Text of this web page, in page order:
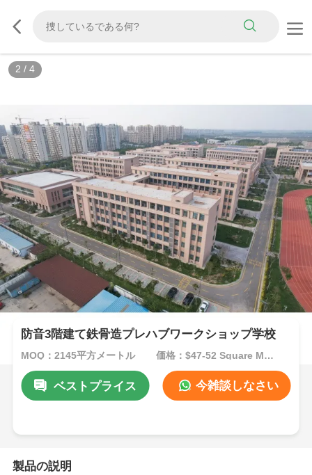
2 / 4
防音3階建て鉄骨造プレハブワークショップ学校
MOQ：2145平方メートル 価格：$47-52 Square Meters
ベストプライス 今雑談しなさい
製品の説明